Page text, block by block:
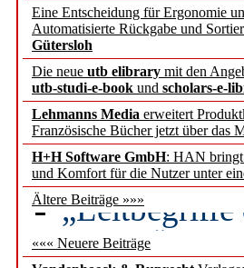
Eine Entscheidung für Ergonomie
Automatisierte Rückgabe und
Gütersloh
Die neue utb elibrary mit den
utb-studi-e-book und scholars-e-
Lehmanns Media erweitert
Französische Bücher jetzt über das
H+H Software GmbH: HAN bringt
und Komfort für die Nutzer unter
Ältere Beiträge »»»
««« Neuere Beiträge
Sorbisches
Geschichte
Künstliche
besser zu
„Leitbegriffe
des BIÖG